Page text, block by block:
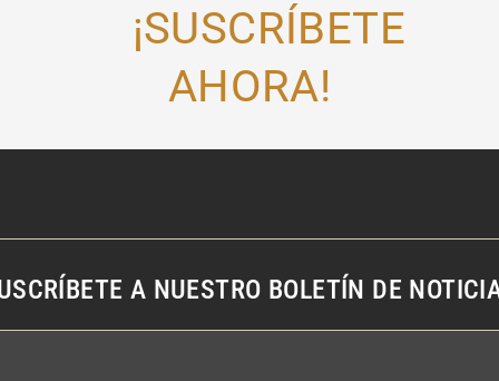
¡SUSCRÍBETE
AHORA!
A NUESTRO BOLETÍN DE